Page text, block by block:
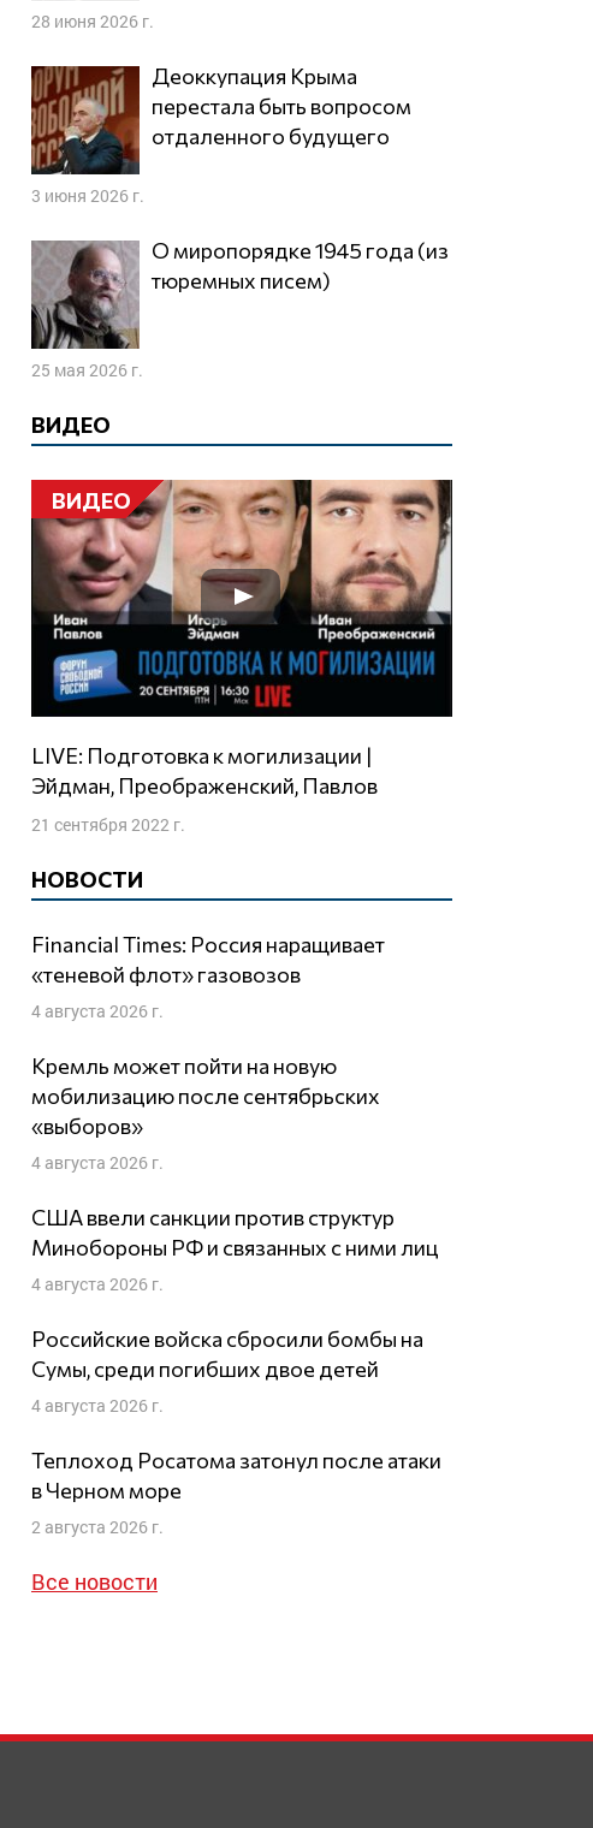
28 июня 2026 г.
Деоккупация Крыма
перестала быть вопросом
отдаленного будущего
3 июня 2026 г.
О миропорядке 1945 года (из
тюремных писем)
25 мая 2026 г.
ВИДЕО
ВИДЕО
LIVE: Подготовка к могилизации |
Эйдман, Преображенский, Павлов
21 сентября 2022 г.
НОВОСТИ
Financial Times: Россия наращивает
«теневой флот» газовозов
4 августа 2026 г.
Кремль может пойти на новую
мобилизацию после сентябрьских
«выборов»
4 августа 2026 г.
США ввели санкции против структур
Минобороны РФ и связанных с ними лиц
4 августа 2026 г.
Российские войска сбросили бомбы на
Сумы, среди погибших двое детей
4 августа 2026 г.
Теплоход Росатома затонул после атаки
в Черном море
2 августа 2026 г.
Все новости